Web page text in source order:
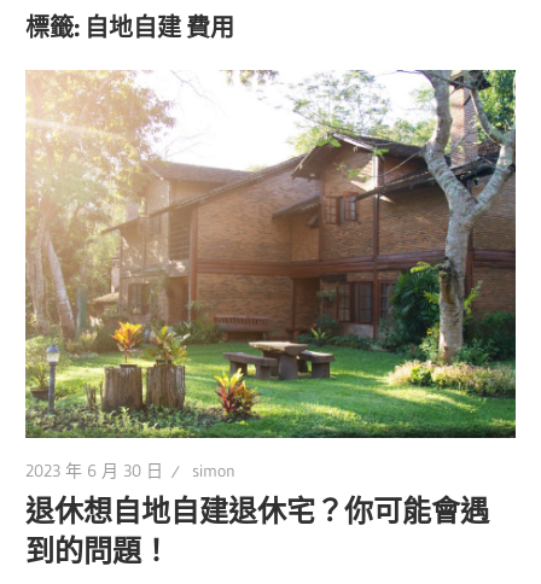
海
標籤: 自地自建 費用
2023 年 6 月 30 日 simon
退休想自地自建退休宅？你可能會遇
到的問題！